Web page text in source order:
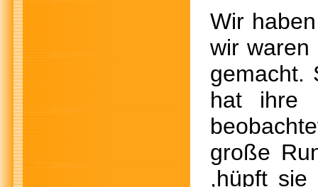
Wir
wir waren
gemacht.
hat ihre
große
,hüpft